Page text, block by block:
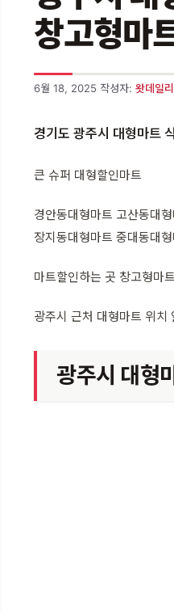
창고형마
6월 18, 2025 작성자: 왓데일
경기도 광주시 대형마트
큰 슈퍼 대형할인마트
경안동대형마트 고산동대
장지동대형마트 중대동대
마트할인하는 곳 창고형마트
광주시 근처 대형마트 위치
광주시 대형